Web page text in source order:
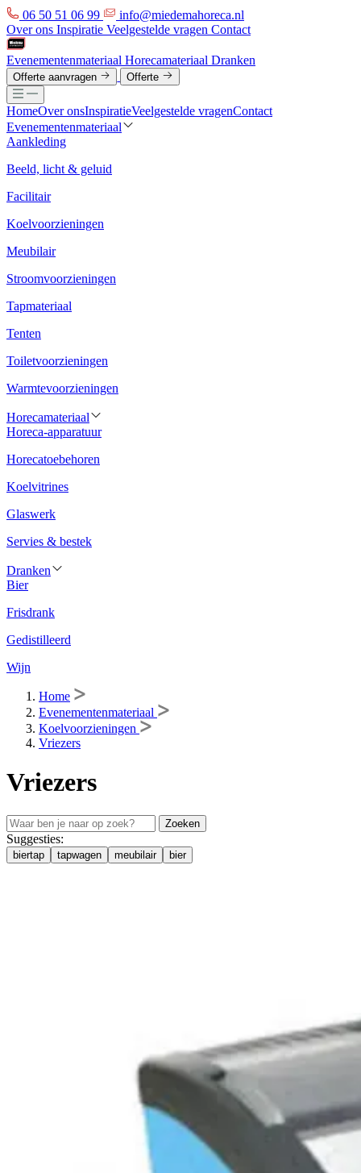
06 50 51 06 99
info@miedemahoreca.nl
Over ons Inspiratie Veelgestelde vragen Contact
Evenementenmateriaal Horecamateriaal Dranken
Offerte aanvragen Offerte
HomeOver onsInspiratieVeelgestelde vragenContact
Evenementenmateriaal
Aankleding
Beeld, licht & geluid
Facilitair
Koelvoorzieningen
Meubilair
Stroomvoorzieningen
Tapmateriaal
Tenten
Toiletvoorzieningen
Warmtevoorzieningen
Horecamateriaal
Horeca-apparatuur
Horecatoebehoren
Koelvitrines
Glaswerk
Servies & bestek
Dranken
Bier
Frisdrank
Gedistilleerd
Wijn
Home
Evenementenmateriaal
Koelvoorzieningen
Vriezers
Vriezers
Zoeken
Suggesties:
biertap tapwagen meubilair bier